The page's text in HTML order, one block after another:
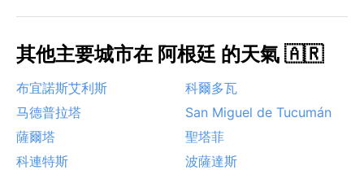
其他主要城市在 阿根廷 的天氣 🇦🇷
布宜諾斯艾利斯
科爾多瓦
马德普拉塔
San Miguel de Tucumán
薩爾塔
聖塔菲
科連特斯
波薩達斯